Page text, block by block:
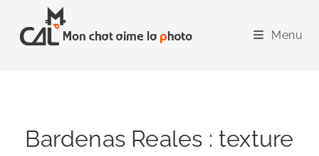
content
Menu
Bardenas Reales : texture